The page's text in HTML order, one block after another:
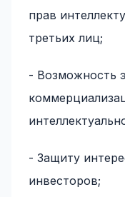
прав
третьих лиц;
- Возможность
- Защиту
инвесторов;